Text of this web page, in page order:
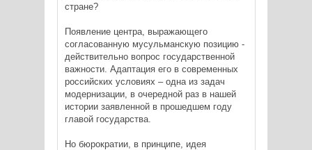
стране?
Появление центра, выражающего
согласованную мусульманскую позицию -
действительно вопрос государственной
важности. Адаптация его в современных
российских условиях – одна из задач
модернизации, в очередной раз в нашей
истории заявленной в прошедшем году
главой государства.
Но бюрократии, в принципе, идея